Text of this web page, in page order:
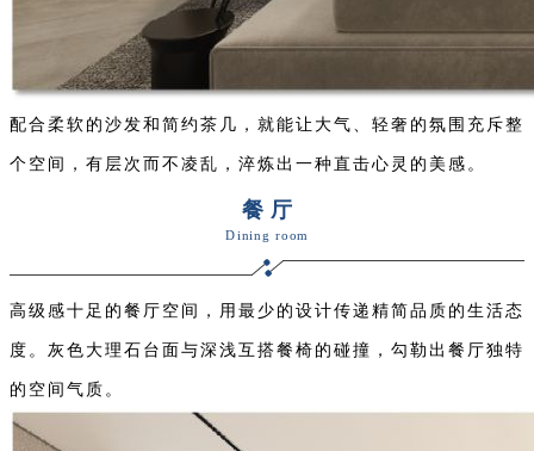
配合柔软的沙发和简约茶几，就能让大气、轻奢的氛围充斥整
个空间，有层次而不凌乱，淬炼出一种直击心灵的美感。
餐 厅
Dining room
高级感十足的餐厅空间，用最少的设计传递精简品质的生活态
度。灰色大理石台面与深浅互搭餐椅的碰撞，勾勒出餐厅独特
的空间气质。